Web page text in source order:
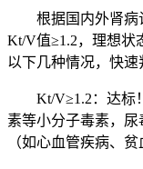
根据国内外肾
Kt/V值≥1.2，理想状
以下几种情况，快速
Kt/V≥1.2：达标
素等小分子毒素，
（如心血管疾病、